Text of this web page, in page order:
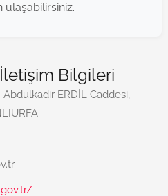
ulaşabilirsiniz.
Bilgileri
ERDİL Caddesi,